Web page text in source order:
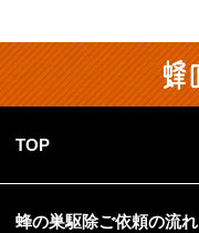
TOP
蜂の巣駆除ご依頼の流れ